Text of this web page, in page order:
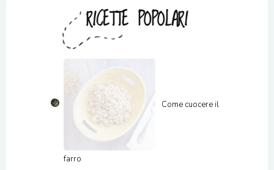
RICETTE POPOLARI
Come cuocere il
farro